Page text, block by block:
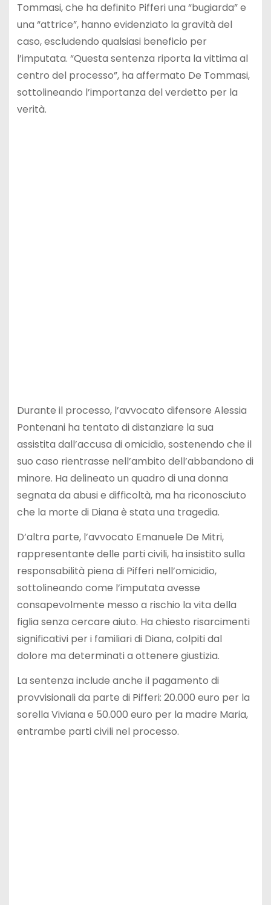
Tommasi, che ha definito Pifferi una “bugiarda” e
una “attrice”, hanno evidenziato la gravità del
caso, escludendo qualsiasi beneficio per
l’imputata. “Questa sentenza riporta la vittima al
centro del processo”, ha affermato De Tommasi,
sottolineando l’importanza del verdetto per la
verità.
Durante il processo, l’avvocato difensore Alessia
Pontenani ha tentato di distanziare la sua
assistita dall’accusa di omicidio, sostenendo che il
suo caso rientrasse nell’ambito dell’abbandono di
minore. Ha delineato un quadro di una donna
segnata da abusi e difficoltà, ma ha riconosciuto
che la morte di Diana è stata una tragedia.
D’altra parte, l’avvocato Emanuele De Mitri,
rappresentante delle parti civili, ha insistito sulla
responsabilità piena di Pifferi nell’omicidio,
sottolineando come l’imputata avesse
consapevolmente messo a rischio la vita della
figlia senza cercare aiuto. Ha chiesto risarcimenti
significativi per i familiari di Diana, colpiti dal
dolore ma determinati a ottenere giustizia.
La sentenza include anche il pagamento di
provvisionali da parte di Pifferi: 20.000 euro per la
sorella Viviana e 50.000 euro per la madre Maria,
entrambe parti civili nel processo.